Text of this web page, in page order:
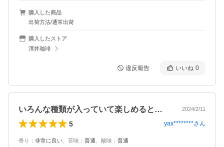
購入した商品
出荷方法/通常出荷
購入したストア
澤井珈琲
違反報告 いいね 0
いろんな種類が入っていて楽しめると思い… 2024/2/11
5 yax********さん
香り ： 非常に良い 苦味 ： 普通 酸味 ： 普通